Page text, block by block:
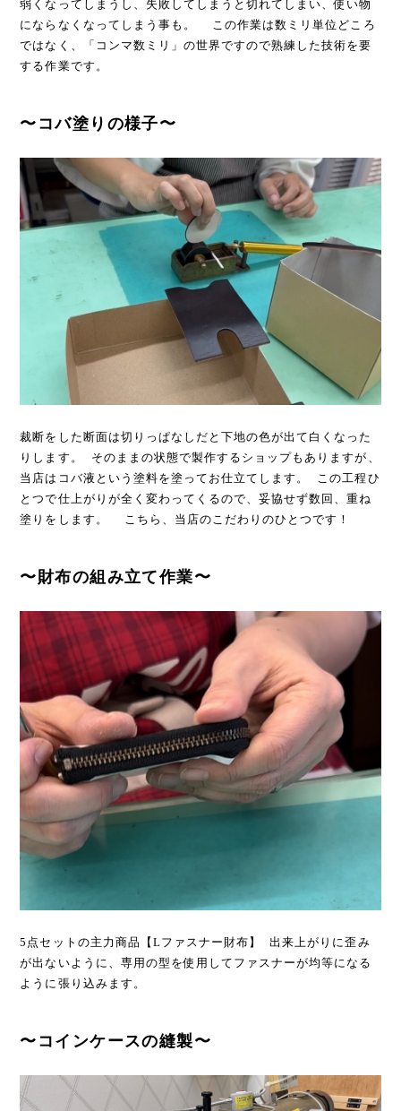
弱くなってしまうし、失敗してしまうと切れてしまい、使い物
にならなくなってしまう事も。 この作業は数ミリ単位どころ
ではなく、「コンマ数ミリ」の世界ですので熟練した技術を要
する作業です。
〜コバ塗りの様子〜
裁断をした断面は切りっぱなしだと下地の色が出て白くなった
りします。 そのままの状態で製作するショップもありますが、
当店はコバ液という塗料を塗ってお仕立てします。 この工程ひ
とつで仕上がりが全く変わってくるので、妥協せず数回、重ね
塗りをします。 こちら、当店のこだわりのひとつです！
〜財布の組み立て作業〜
5点セットの主力商品【Lファスナー財布】 出来上がりに歪み
が出ないように、専用の型を使用してファスナーが均等になる
ように張り込みます。
〜コインケースの縫製〜